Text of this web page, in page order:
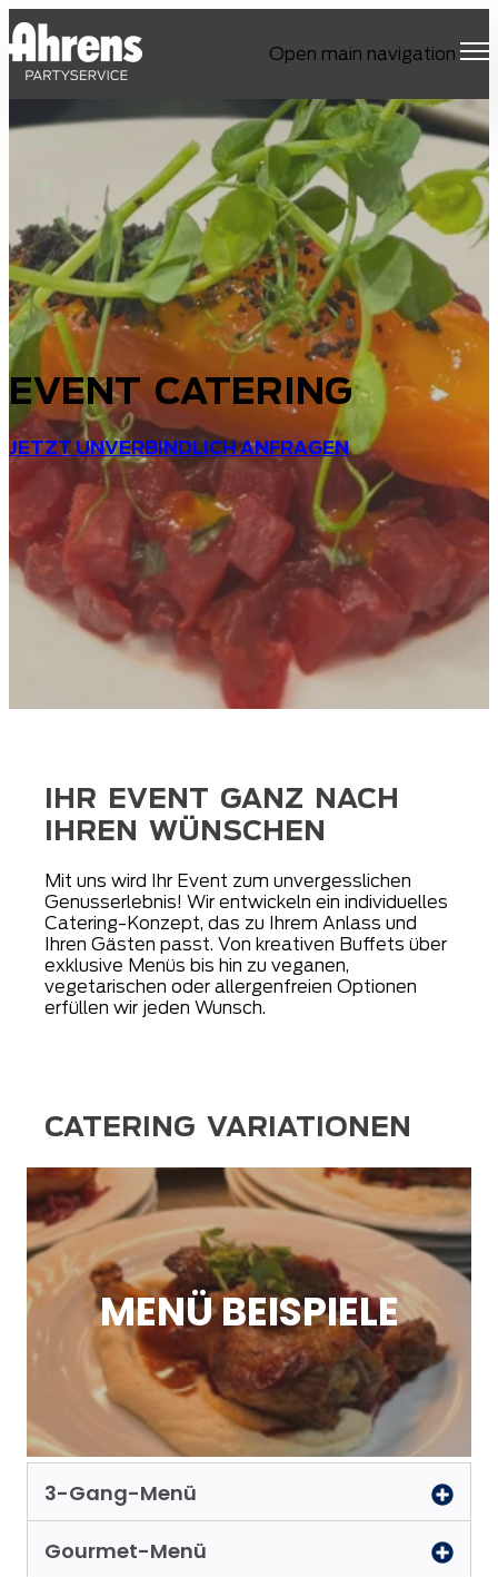
Open main navigation
EVENT CATERING
JETZT UNVERBINDLICH ANFRAGEN
IHR EVENT GANZ NACH
IHREN WÜNSCHEN
Mit uns wird Ihr Event zum unvergesslichen
Genusserlebnis! Wir entwickeln ein individuelles
Catering-Konzept, das zu Ihrem Anlass und
Ihren Gästen passt. Von kreativen Buffets über
exklusive Menüs bis hin zu veganen,
vegetarischen oder allergenfreien Optionen
erfüllen wir jeden Wunsch.
CATERING VARIATIONEN
MENÜ BEISPIELE
3-Gang-Menü
Gourmet-Menü